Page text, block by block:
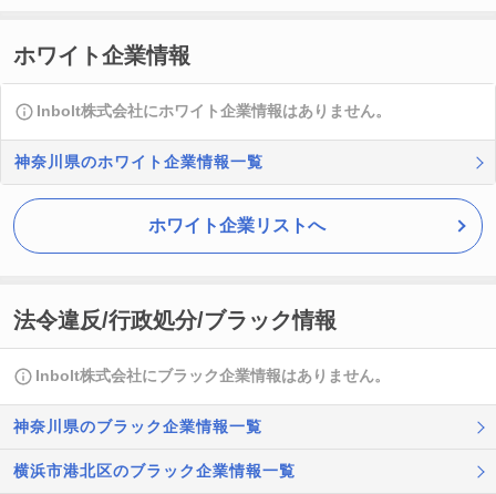
ホワイト企業情報
Inbolt株式会社にホワイト企業情報はありません。
神奈川県のホワイト企業情報一覧
ホワイト企業リストへ
法令違反/行政処分/ブラック情報
Inbolt株式会社にブラック企業情報はありません。
神奈川県のブラック企業情報一覧
横浜市港北区のブラック企業情報一覧